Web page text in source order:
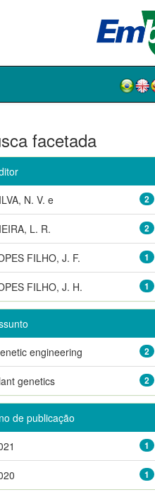
facetada
2
N. V. e
2
L. R.
1
FILHO, J. F.
1
FILHO, J. H.
2
engineering
2
genetics
de publicação
1
1